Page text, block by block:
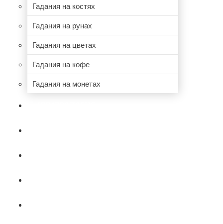
Гадания на костях
Гадания на рунах
Гадания на цветах
Гадания на кофе
Гадания на монетах